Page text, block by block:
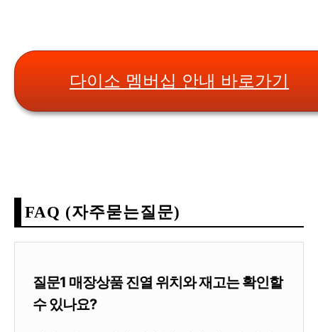
다이소 멤버십 안내 바로가기
FAQ (자주묻는질문)
질문1 매장상품 진열 위치와 재고는 확인할
수 있나요?